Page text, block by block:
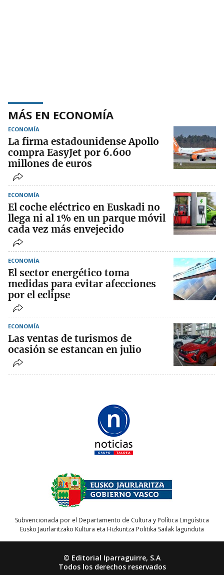
MÁS EN ECONOMÍA
ECONOMÍA
La firma estadounidense Apollo
compra EasyJet por 6.600
millones de euros
ECONOMÍA
El coche eléctrico en Euskadi no
llega ni al 1% en un parque móvil
cada vez más envejecido
ECONOMÍA
El sector energético toma
medidas para evitar afecciones
por el eclipse
ECONOMÍA
Las ventas de turismos de
ocasión se estancan en julio
Subvencionada por el Departamento de Cultura y Política Lingüística
Eusko Jaurlaritzako Kultura eta Hizkuntza Politika Sailak lagunduta
© Editorial Iparraguirre, S.A
Todos los derechos reservados